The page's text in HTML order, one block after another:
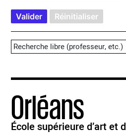
Valider Réinitialiser
Orléans
École supérieure d’art et